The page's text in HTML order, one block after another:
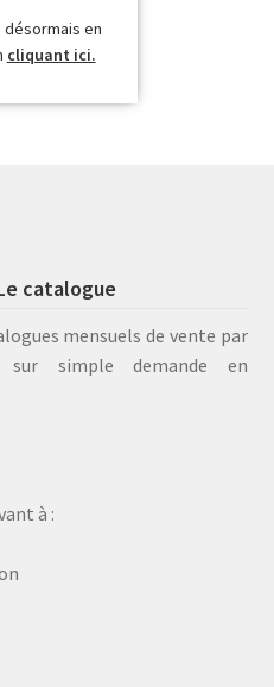
en
cliquant ici.
catalogue
mensuels de vente par
sur simple demande en
à :